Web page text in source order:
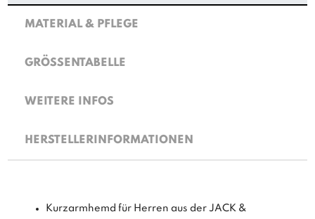
MATERIAL & PFLEGE
GRÖSSENTABELLE
WEITERE INFOS
HERSTELLERINFORMATIONEN
Kurzarmhemd für Herren aus der JACK &